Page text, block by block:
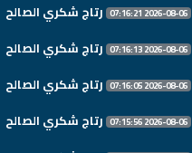
2026-08-06 07:16:21 رتاج شكري الصالح
2026-08-06 07:16:13 رتاج شكري الصالح
2026-08-06 07:16:05 رتاج شكري الصالح
2026-08-06 07:15:56 رتاج شكري الصالح